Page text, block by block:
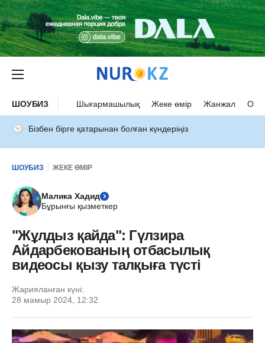
ШОУБИЗ Шығармашылық Жеке өмір Жанжал
Бізбен бірге қатарынан болған күндеріңіз
ШОУБИЗ ЖЕКЕ ӨМІР
Малика Хадид
Бұрынғы қызметкер
"Жұлдыз қайда": Гүлзира
Айдарбекованың отбасылық
видеосы қызу талқыға түсті
Жарияланған күні:
28 мамыр 2024, 12:32